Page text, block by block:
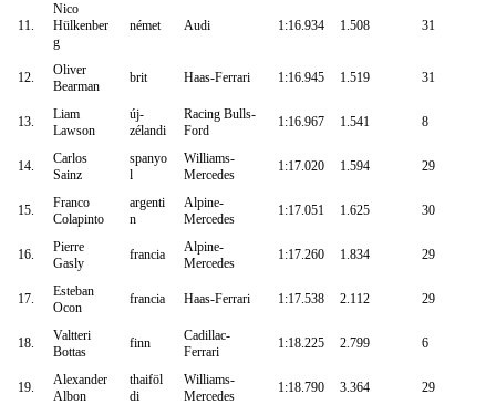
11.
Nico
Hülkenber
g
német Audi 1:16.934 1.508 31
12.
Oliver
Bearman
brit Haas-Ferrari 1:16.945 1.519 31
13.
Liam
Lawson
új-
zélandi
Racing Bulls-
Ford
1:16.967 1.541 8
14.
Carlos
Sainz
spanyo
l
Williams-
Mercedes
1:17.020 1.594 29
15.
Franco
Colapinto
argenti
n
Alpine-
Mercedes
1:17.051 1.625 30
16.
Pierre
Gasly
francia
Alpine-
Mercedes
1:17.260 1.834 29
17.
Esteban
Ocon
francia Haas-Ferrari 1:17.538 2.112 29
18.
Valtteri
Bottas
finn
Cadillac-
Ferrari
1:18.225 2.799 6
19.
Alexander
Albon
thaiföl
di
Williams-
Mercedes
1:18.790 3.364 29